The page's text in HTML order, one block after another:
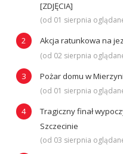
[ZDJĘCIA]
(od 01 sierpnia
Akcja ratunkowa na
(od 02 sierpnia
Pożar domu w
(od 01 sierpnia
Tragiczny finał
Szczecinie
(od 03 sierpnia